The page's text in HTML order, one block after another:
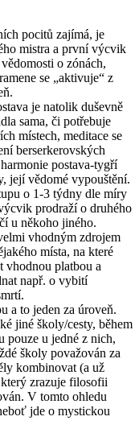
pocitů zajímá, je
mistra a první výcvik
o zónách,
se „aktivuje“ z
je natolik duševně
sama, či potřebuje
místech, meditace se
berserkerovských
postava-tygří
její vědomé vypouštění.
o 1-3 týdny dle míry
prodraží o druhého
u někoho jiného.
vhodným zdrojem
místa, na které
vhodnou platbou a
např. o vybití
a to jeden za úroveň.
jiné školy/cesty, během
pouze u jedné z nich,
školy považován za
kombinovat (a už
zrazuje filosofii
V tomto ohledu
jde o mystickou